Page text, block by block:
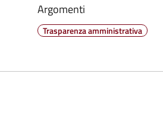
Argomenti
Trasparenza amministrativa